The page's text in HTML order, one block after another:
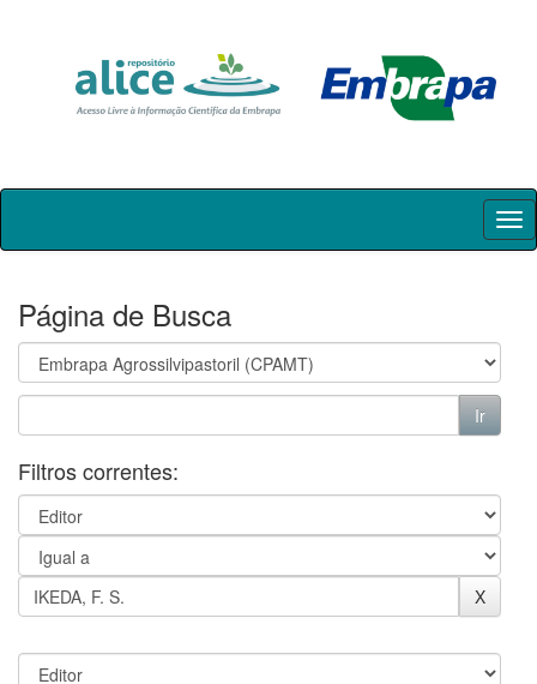
Skip
Página de Busca
Filtros correntes: